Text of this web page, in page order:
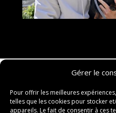
Gérer le
Pour offrir les meilleures
telles que les cookies pour stocker
appareils. Le fait de consentir à ces